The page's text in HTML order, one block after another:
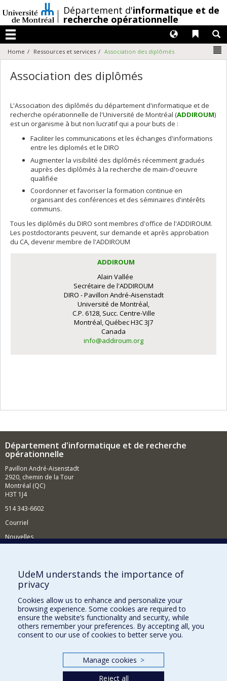
au
contenu
/Département d'informatique et de
recherche opérationnelle
Menu
Liens
Langues
Home Ressources et services Association des diplômés
Association des diplômés
L'Association des diplômés du département d'informatique et de
recherche opérationnelle de l'Université de Montréal (ADDIROUM)
est un organisme à but non lucratif qui a pour buts de :
Faciliter les communications et les échanges d'informations
entre les diplomés et le DIRO
Augmenter la visibilité des diplômés récemment gradués
auprès des diplômés à la recherche de main-d'oeuvre
qualifiée
Coordonner et favoriser la formation continue en
organisant des conférences et des séminaires d'intérêts
communs.
Tous les diplômés du DIRO sont membres d'office de l'ADDIROUM.
Les postdoctorants peuvent, sur demande et après approbation
du CA, devenir membre de l'ADDIROUM
ADDIROUM
Alain Vallée
Secrétaire de l'ADDIROUM
DIRO - Pavillon André-Aisenstadt
Université de Montréal,
C.P. 6128, Succ. Centre-Ville
Montréal, Québec H3C 3J7
Canada
info@addiroum.org
Département d'informatique et de recherche
opérationnelle
Pavillon André-Aisenstadt
2920, chemin de la Tour
Montréal (QC)
H3T 1J4
514 343-6602
Courriel
Nouvelles
Comment soutenir le Département?
BESOIN D'AIDE?
Plan du site
Signaler une erreur
Accessibilité
Nos départements et écoles
UdeM understands the importance of
privacy
Cookies allow us to enhance and personalize your
browsing experience. Some cookies are required to
ensure the website’s functionality and security, while
others remember your preferences. By accepting all, you
consent to our use of cookies to better serve you.
Manage cookies >
Reject all